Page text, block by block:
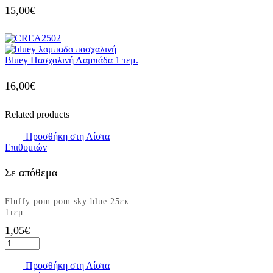
15,00€
Bluey Πασχαλινή Λαμπάδα 1 τεμ.
16,00€
Related products
Προσθήκη στη Λίστα
Επιθυμιών
Σε απόθεμα
Fluffy pom pom sky blue 25εκ.
1τεμ.
1,05€
Fluffy
pom
Προσθήκη στη Λίστα